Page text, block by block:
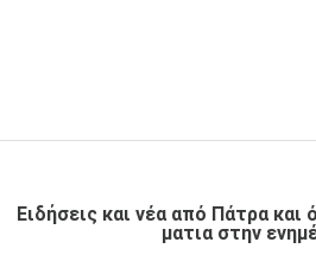
Ειδήσεις και νέα από Πάτρα και
ματια στην